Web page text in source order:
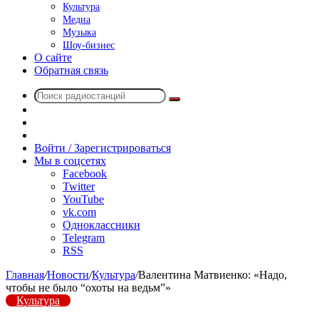
Культура
Медиа
Музыка
Шоу-бизнес
О сайте
Обратная связь
Поиск
радио
Войти / Зарегистрироваться
Мы в соцсетях
Facebook
Twitter
YouTube
vk.com
Одноклассники
Telegram
RSS
Главная/Новости/Культура/Валентина Матвиенко: «Надо,
чтобы не было “охоты на ведьм”»
Культура